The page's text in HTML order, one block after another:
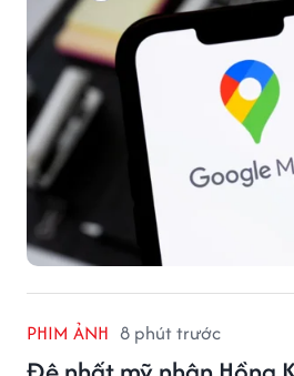
PHIM ẢNH 8 phút trước